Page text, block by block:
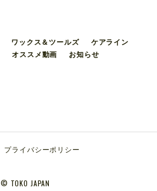
ワックス＆ツールズ
ケアライン
オススメ動画 お知らせ
プライバシーポリシー
©︎ TOKO JAPAN